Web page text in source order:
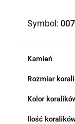
Symbol:
Kamień
Rozmiar
Kolor
Ilość